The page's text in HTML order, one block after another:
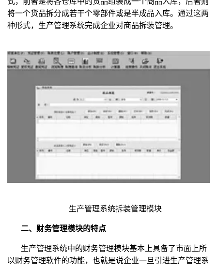
将一个货品拆分成若干个零部件或是半成品入库。通过这两
种形式，生产管理系统完成企业对商品拆装管理。
生产管理系统拆装管理模块
二、财务管理模块的特点
生产管理系统中的财务管理模块基本上具备了市面上所
以财务管理软件的功能，也就是说企业一旦引进生产管理系